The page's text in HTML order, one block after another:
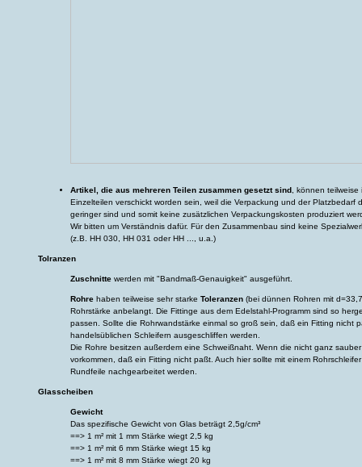
Artikel, die aus mehreren Teilen zusammen gesetzt sind , können teilweise
Einzelteilen verschickt worden sein, weil die Verpackung und der Platzbedarf
geringer sind und somit keine zusätzlichen Verpackungskosten produziert
Wir bitten um Verständnis dafür. Für den Zusammenbau sind keine
(z.B. HH 030, HH 031 oder HH ..., u.a.)
Tolranzen
Zuschnitte werden mit "Bandmaß-Genauigkeit" ausgeführt.
Rohre haben teilweise sehr starke Toleranzen (bei dünnen Rohren mit
Rohrstärke anbelangt. Die Fittinge aus dem Edelstahl-Programm sind so
passen. Sollte die Rohrwandstärke einmal so groß sein, daß ein Fitting nicht
handelsüblichen Schleifern ausgeschliffen werden.
Die Rohre besitzen außerdem eine Schweißnaht. Wenn die nicht ganz
vorkommen, daß ein Fitting nicht paßt. Auch hier sollte mit einem
Rundfeile nachgearbeitet werden.
Glasscheiben
Gewicht
Das spezifische Gewicht von Glas beträgt 2,5g/cm³
==> 1 m² mit 1 mm Stärke wiegt 2,5 kg
==> 1 m² mit 6 mm Stärke wiegt 15 kg
==> 1 m² mit 8 mm Stärke wiegt 20 kg